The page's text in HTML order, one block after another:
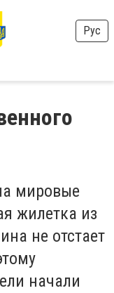
Рус
мировые
жилетка из
не отстает
начали